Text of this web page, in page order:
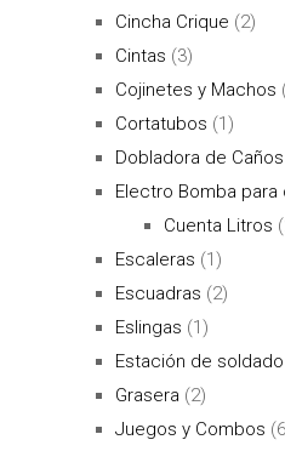
Cincha Crique (2)
Cintas (3)
Cojinetes y Machos
Cortatubos (1)
Dobladora de Caños
Electro Bomba
Cuenta Litros
Escaleras (1)
Escuadras (2)
Eslingas (1)
Estación de soldado
Grasera (2)
Juegos y Combos